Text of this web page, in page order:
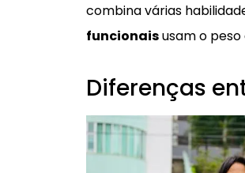
combina várias
funcionaisusam o
Diferenças